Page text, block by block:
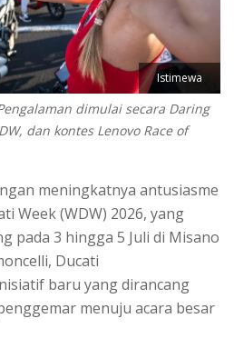
Istimewa
dimulai secara Daring
dan kontes Lenovo Race of
meningkatnya antusiasme
Week (WDW) 2026, yang
pada 3 hingga 5 Juli di Misano
Ducati
baru yang dirancang
menuju acara besar